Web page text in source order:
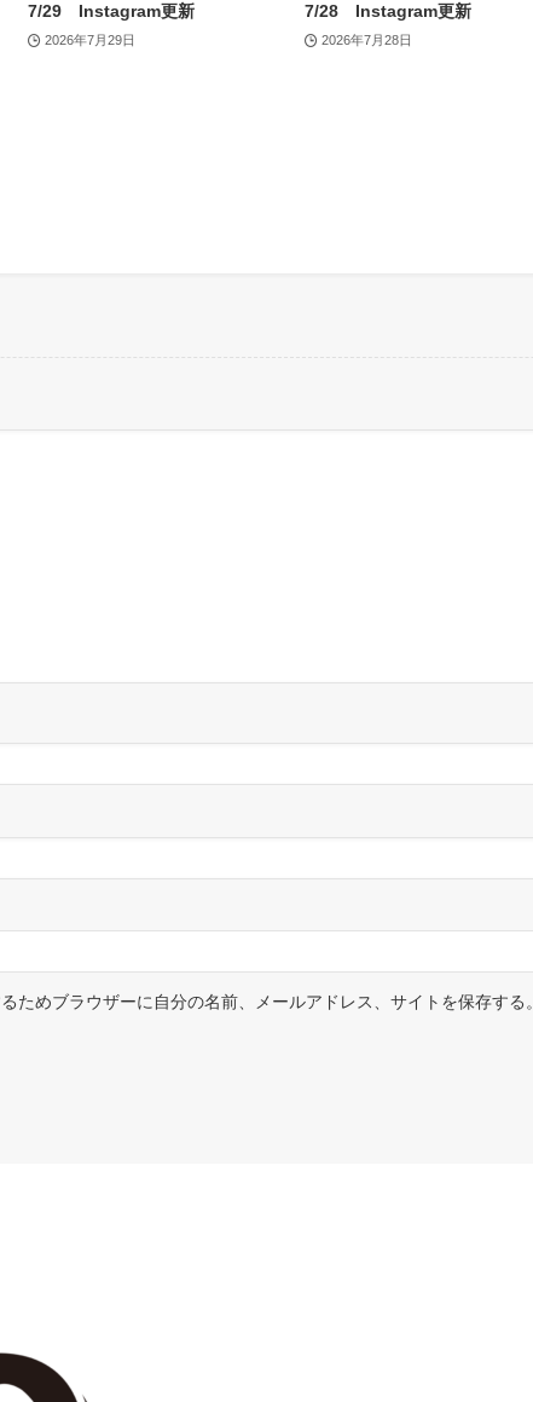
7/29 Instagram更新
2026年7月29日
7/28 Instagram更新
2026年7月28日
ためブラウザーに自分の名前、メールアドレス、サイトを保存する。